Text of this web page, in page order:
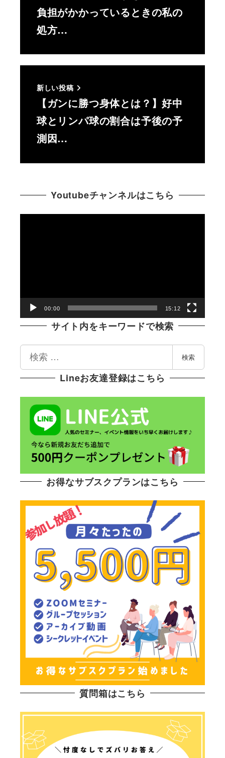
負担がかかっているときの私の
処方…
新しい投稿
【ガンに勝つ身体とは？】好中
球とリンパ球の割合は予後の予
測因…
Youtubeチャンネルはこちら
00:00 15:12
サイト内をキーワードで検索
索
検索
Lineお友達登録はこちら
お得なサブスクプランはこちら
質問箱はこちら